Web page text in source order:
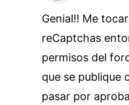
Genial!! Me
reCaptchas
permisos del
que se publique
pasar por